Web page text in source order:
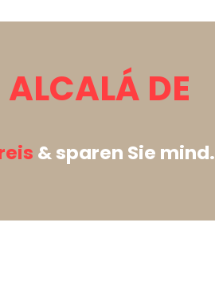
DE
& sparen Sie mind.